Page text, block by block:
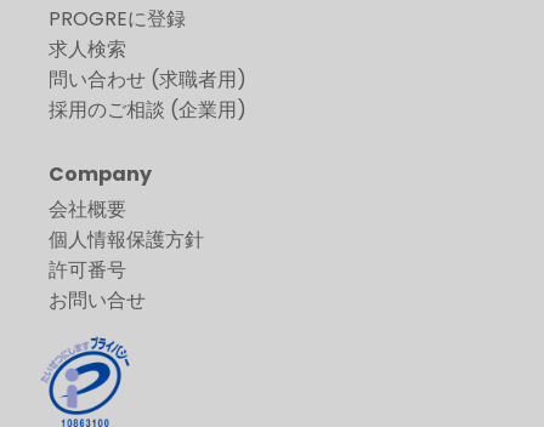
PROGREに登録
求人検索
問い合わせ (求職者用)
採用のご相談 (企業用)
Company
会社概要
個人情報保護方針
許可番号
お問い合せ